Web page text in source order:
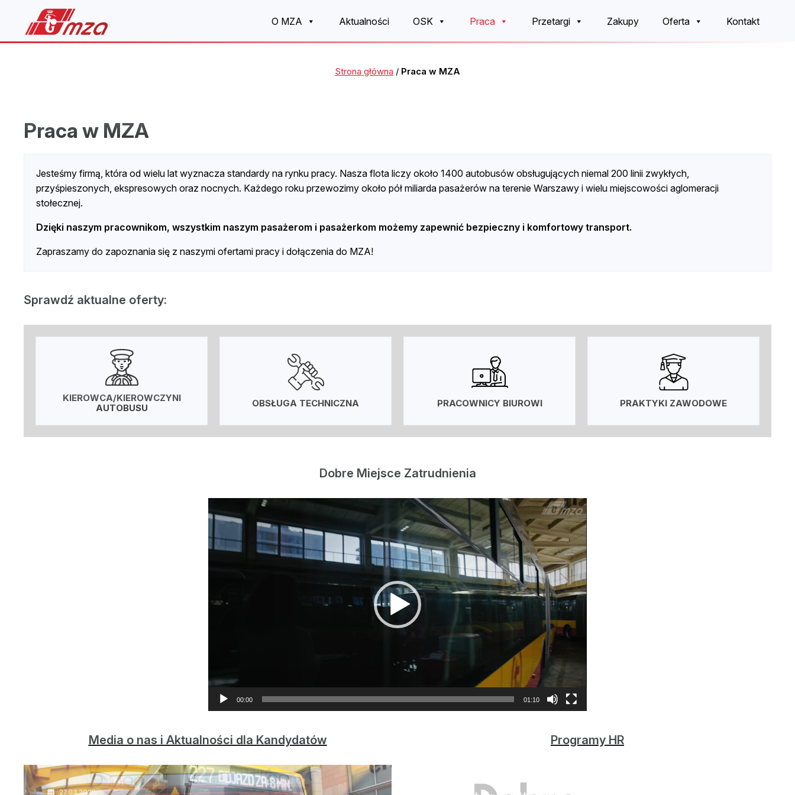
O MZA Aktualności OSK Praca Przetargi Zakupy Oferta Kontakt
Strona główna / Praca w MZA
Praca w MZA
Jesteśmy firmą, która od wielu lat wyznacza standardy na rynku pracy. Nasza flota liczy około 1400 autobusów obsługujących niemal 200 linii zwykłych,
przyśpieszonych, ekspresowych oraz nocnych. Każdego roku przewozimy około pół miliarda pasażerów na terenie Warszawy i wielu miejscowości aglomeracji
stołecznej.
Dzięki naszym pracownikom, wszystkim naszym pasażerom i pasażerkom możemy zapewnić bezpieczny i komfortowy transport.
Zapraszamy do zapoznania się z naszymi ofertami pracy i dołączenia do MZA!
Sprawdź aktualne oferty:
KIEROWCA/KIEROWCZYNI
AUTOBUSU
OBSŁUGA TECHNICZNA PRACOWNICY BIUROWI PRAKTYKI ZAWODOWE
Dobre Miejsce Zatrudnienia
Odtwarzacz
00:00 01:10
Media o nas i Aktualności dla Kandydatów
25.04.2025
27.03.2025
Programy HR